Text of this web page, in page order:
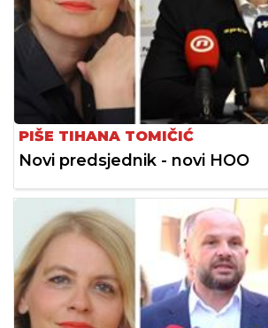
PIŠE TIHANA TOMIČIĆ
Novi predsjednik - novi HOO